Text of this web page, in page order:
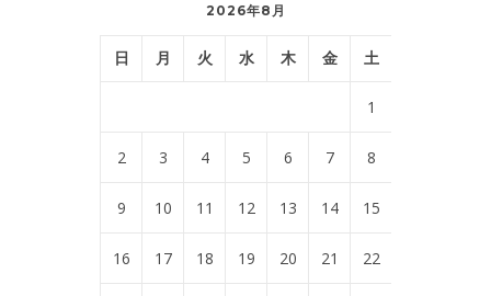
2026年8月
日 月 火 水 木 金 土
1
2 3 4 5 6 7 8
9 10 11 12 13 14 15
16 17 18 19 20 21 22